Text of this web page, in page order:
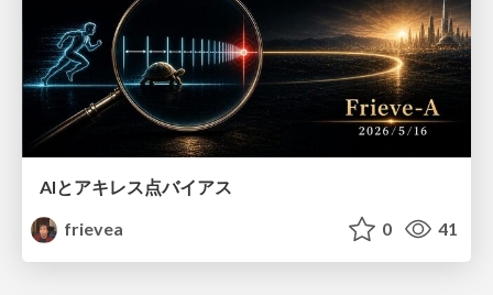
AIとアキレス点バイアス
frievea
0 41